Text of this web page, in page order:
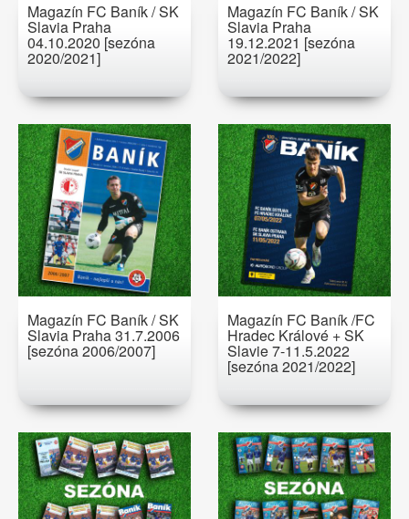
Magazín FC Baník / SK
Slavia Praha
04.10.2020 [sezóna
2020/2021]
Magazín FC Baník / SK
Slavia Praha
19.12.2021 [sezóna
2021/2022]
Magazín FC Baník / SK
Slavia Praha 31.7.2006
[sezóna 2006/2007]
Magazín FC Baník /FC
Hradec Králové + SK
Slavie 7-11.5.2022
[sezóna 2021/2022]